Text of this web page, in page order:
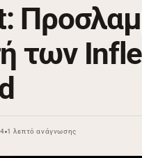
των
1 λεπτό ανάγνωσης